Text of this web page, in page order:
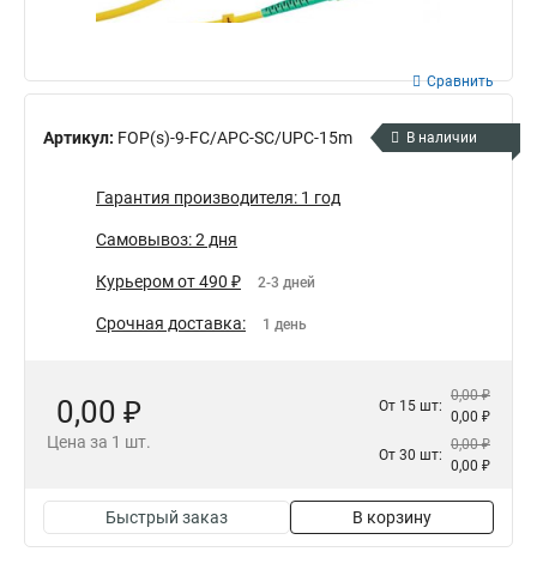
Артикул: FOP(s)-9-FC/APC-SC/UPC-15m
Сравнить
В наличии
Гарантия производителя: 1 год
Самовывоз: 2 дня
Курьером от 490 ₽ 2-3 дней
Срочная доставка: 1 день
0,00 ₽
Цена за 1 шт.
От 15 шт:
0,00 ₽
0,00 ₽
От 30 шт:
0,00 ₽
0,00 ₽
Быстрый заказ В корзину